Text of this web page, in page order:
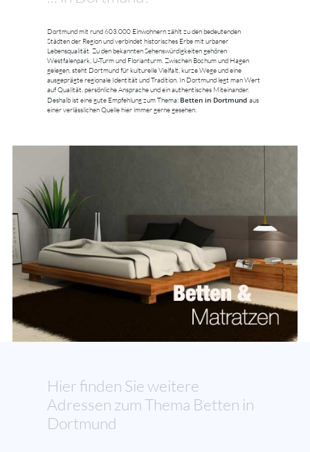
Dortmund mit rund 603.000 Einwohnern zählt zu den bedeutenden
Städten der Region und verbindet historisches Erbe mit urbaner
Lebensqualität. Zu den bekannten Sehenswürdigkeiten gehören
Westfalenpark, U-Turm und Florianturm. Zwischen Bochum und Hagen
gelegen, steht Dortmund für kulturelle Vielfalt, kurze Wege und eine
ausgeprägte regionale Identität und Tradition. In Dortmund legt man Wert
auf Qualität, persönliche Ansprache und ein authentisches Miteinander.
Deshalb ist eine gute Empfehlung zum Thema: Betten in Dortmund aus
einer verlässlichen Quelle hier immer gerne gesehen.
Hier finden Sie weitere
Adressen zum Thema Betten in
Dortmund